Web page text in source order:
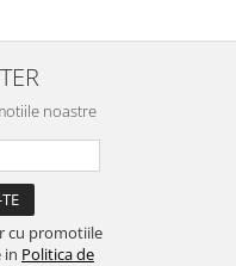
noastre
cu promotiile
in Politica de